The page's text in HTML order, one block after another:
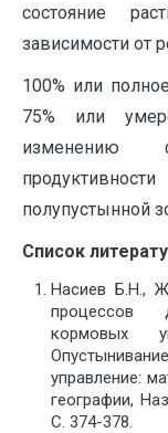
состояние
зависимости от
100% или
75% или
изменению
полупустынной
Список
Насиев Б.Н.,
процессов
кормовых
управление:
географии,
С. 374-378.